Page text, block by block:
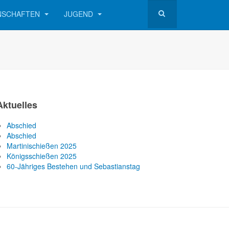
JUGEND
Abschied
Abschied
Martinischießen 2025
Königsschießen 2025
60-Jähriges Bestehen und Sebastianstag